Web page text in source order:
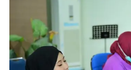
Reserved